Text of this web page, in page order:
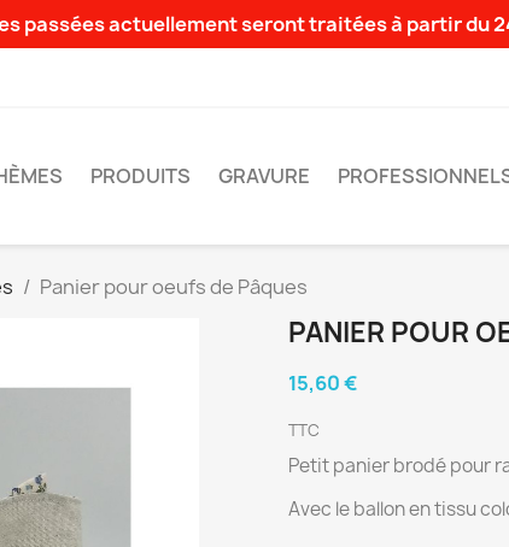
passées actuellement seront traitées à partir du
PRODUITS GRAVURE
Panier pour oeufs de Pâques
PANIER POUR
15,60 €
TTC
Petit panier brodé pour
Avec le ballon en tissu